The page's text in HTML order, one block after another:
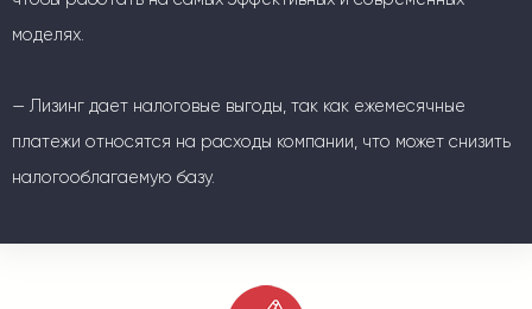
моделях.
— Лизинг дает налоговые выгоды, так как ежемесячные
платежи относятся на расходы компании, что может снизить
налогооблагаемую базу.